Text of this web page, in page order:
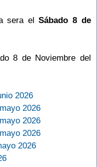
sera elSábado 8 de
8 de Noviembre del
2026
2026
2026
2026
2026